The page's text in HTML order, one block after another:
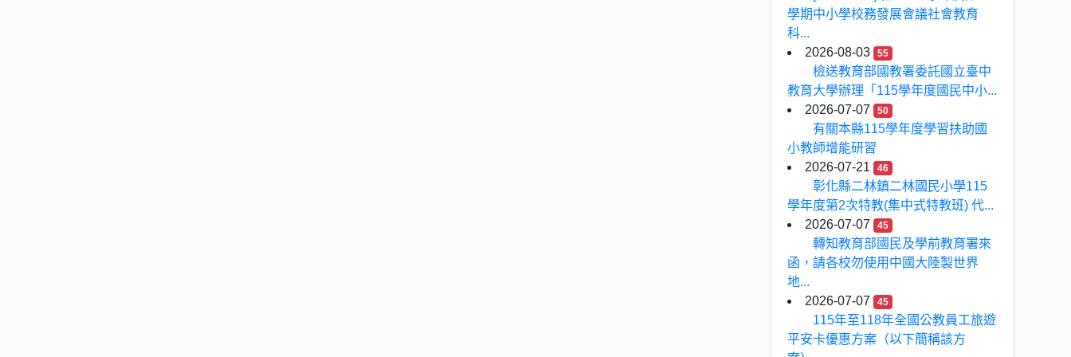
學期中小學校務發展會議社會教育
科...
2026-08-03
55
檢送教育部國教署委託國立臺中
教育大學辦理「115學年度國民中小...
2026-07-07
50
有關本縣115學年度學習扶助國
小教師增能研習
2026-07-21
46
彰化縣二林鎮二林國民小學115
學年度第2次特教(集中式特教班) 代...
2026-07-07
45
轉知教育部國民及學前教育署來
函，請各校勿使用中國大陸製世界
地...
2026-07-07
45
115年至118年全國公教員工旅遊
平安卡優惠方案（以下簡稱該方